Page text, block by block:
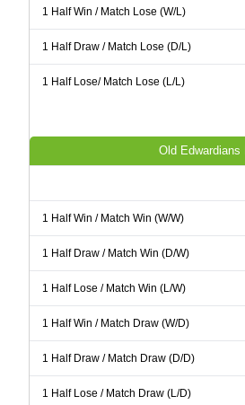
1 Half Win / Match Lose (W/L)
1 Half Draw / Match Lose (D/L)
1 Half Lose/ Match Lose (L/L)
Old
1 Half Win / Match Win (W/W)
1 Half Draw / Match Win (D/W)
1 Half Lose / Match Win (L/W)
1 Half Win / Match Draw (W/D)
1 Half Draw / Match Draw (D/D)
1 Half Lose / Match Draw (L/D)